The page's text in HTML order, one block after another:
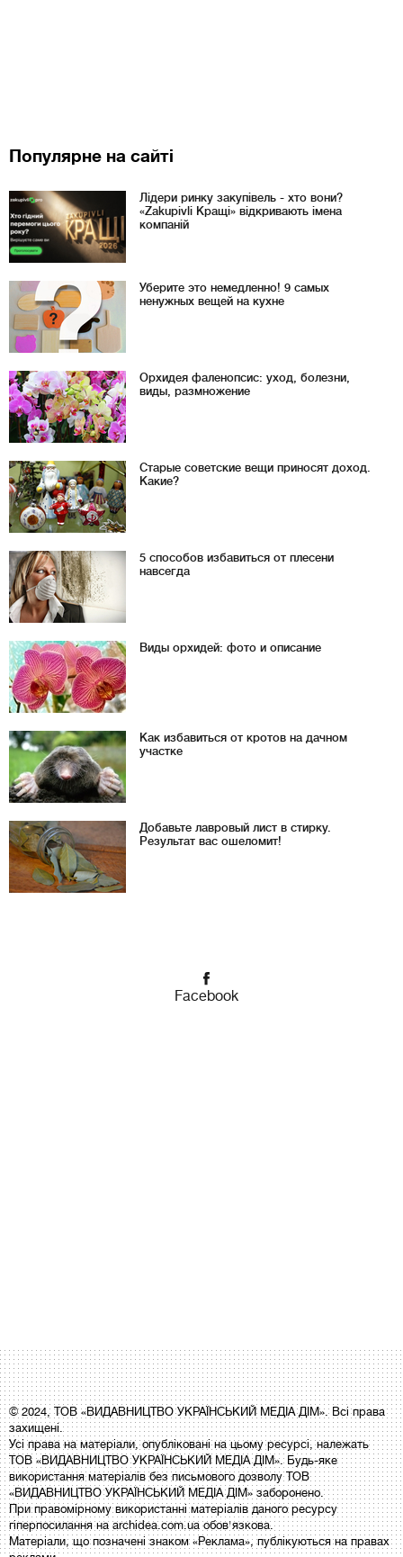
Популярне на сайті
Лідери ринку закупівель - хто вони?
«Zakupivli Кращі» відкривають імена
компаній
Уберите это немедленно! 9 самых
ненужных вещей на кухне
Орхидея фаленопсис: уход, болезни,
виды, размножение
Старые советские вещи приносят доход.
Какие?
5 способов избавиться от плесени
навсегда
Виды орхидей: фото и описание
Как избавиться от кротов на дачном
участке
Добавьте лавровый лист в стирку.
Результат вас ошеломит!
Facebook
© 2024, ТОВ «ВИДАВНИЦТВО УКРАЇНСЬКИЙ МЕДІА ДІМ». Всі права
захищені.
Усі права на матеріали, опубліковані на цьому ресурсі, належать
ТОВ «ВИДАВНИЦТВО УКРАЇНСЬКИЙ МЕДІА ДІМ». Будь-яке
використання матеріалів без письмового дозволу ТОВ
«ВИДАВНИЦТВО УКРАЇНСЬКИЙ МЕДІА ДІМ» заборонено.
При правомірному використанні матеріалів даного ресурсу
гіперпосилання на archidea.com.ua обов'язкова.
Матеріали, що позначені знаком «Реклама», публікуються на правах